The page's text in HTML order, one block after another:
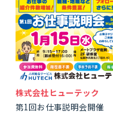
株式会社ヒューテック
第1回お仕事説明会開催